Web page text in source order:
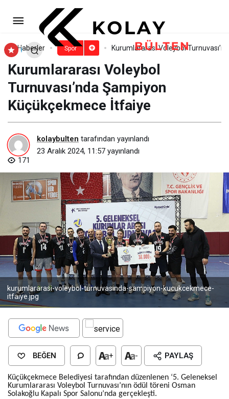
Haberler Spor Kurumlararası Voleybol
Kurumlararası Voleybol
Turnuvası’nda Şampiyon
Küçükçekmece İtfaiye
kolaybulten tarafından yayınlandı
23 Aralık 2024, 11:57 yayınlandı
171
kurumlararasi-voleybol-turnuvasinda-sampiyon-kucukcekmece-
itfaiye.jpg
BEĞEN + - PAYLAŞ
Küçükçekmece Belediyesi tarafından düzenlenen ‘5. Geleneksel
Kurumlararası Voleybol Turnuvası’nın ödül töreni Osman
Solakoğlu Kapalı Spor Salonu’nda gerçekleşti.
Konya Büyükşehir Belediyespor
İç Sahada Hata Yapmadı
Yorum Yap Paylaş